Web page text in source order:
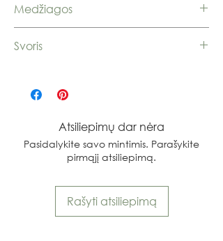
Medžiagos
Deimantai: 3 vnt., 0,045 ct., forma:
Svoris
Atsiliepimų dar nėra
Pasidalykite savo mintimis. Parašykite
pirmąjį atsiliepimą.
Rašyti atsiliepimą